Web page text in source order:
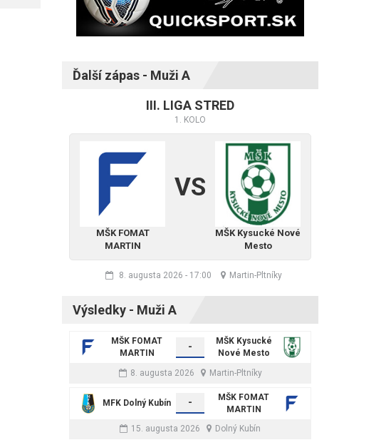
Ďalší zápas - Muži A
III. LIGA STRED
1. KOLO
MŠK FOMAT
MARTIN
VS
MŠK Kysucké Nové
Mesto
8. augusta 2026 - 17:00 Martin-Pltníky
Výsledky - Muži A
MŠK FOMAT
MARTIN
-
MŠK Kysucké
Nové Mesto
8. augusta 2026
Martin-Pltníky
MFK Dolný Kubín -
MŠK FOMAT
MARTIN
15. augusta 2026
Dolný Kubín